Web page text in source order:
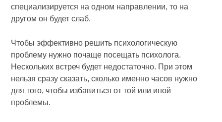
специализируется на одном направлении, то на
другом он будет слаб.
Чтобы эффективно решить психологическую
проблему нужно почаще посещать психолога.
Нескольких встреч будет недостаточно. При этом
нельзя сразу сказать, сколько именно часов нужно
для того, чтобы избавиться от той или иной
проблемы.